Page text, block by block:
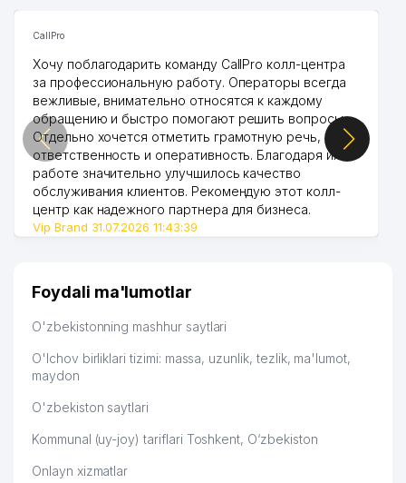
CallPro
Хочу поблагодарить команду CallPro колл-центра
за профессиональную работу. Операторы всегда
вежливые, внимательно относятся к каждому
обращению и быстро помогают решить вопросы.
Отдельно хочется отметить грамотную речь,
ответственность и оперативность. Благодаря их
работе значительно улучшилось качество
обслуживания клиентов. Рекомендую этот колл-
центр как надежного партнера для бизнеса.
Vip Brand 31.07.2026 11:43:39
Foydali ma'lumotlar
O'zbekistonning mashhur saytlari
O'lchov birliklari tizimi: massa, uzunlik, tezlik, ma'lumot,
maydon
O'zbekiston saytlari
Kommunal (uy-joy) tariflari Toshkent, O‘zbekiston
Onlayn xizmatlar